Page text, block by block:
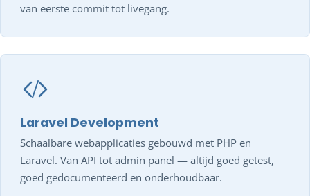
van eerste commit tot livegang.
Laravel Development
Schaalbare webapplicaties gebouwd met PHP en
Laravel. Van API tot admin panel — altijd goed getest,
goed gedocumenteerd en onderhoudbaar.